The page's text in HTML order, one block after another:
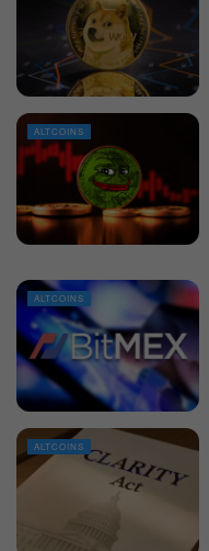
ALTCOINS
ALTCOINS
ALTCOINS